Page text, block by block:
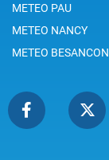
METEO PAU
METEO NANCY
METEO BESANCON